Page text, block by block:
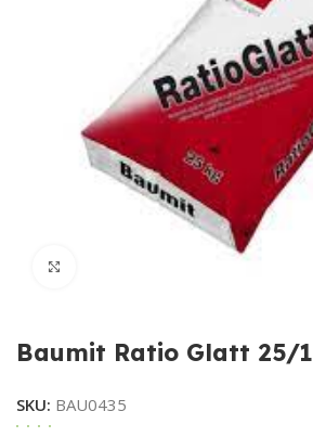
Baumit Ratio Glatt 25/1
SKU: BAU0435